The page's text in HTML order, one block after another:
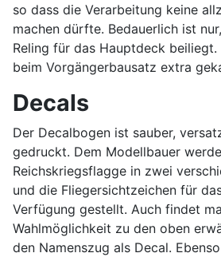
so dass die Verarbeitung keine
machen dürfte. Bedauerlich ist
Reling für das Hauptdeck beiliegt.
beim Vorgängerbausatz extra
Decals
Der Decalbogen ist sauber,
gedruckt. Dem Modellbauer
Reichskriegsflagge in zwei
und die Fliegersichtzeichen für
Verfügung gestellt. Auch findet
Wahlmöglichkeit zu den oben
den Namenszug als Decal.